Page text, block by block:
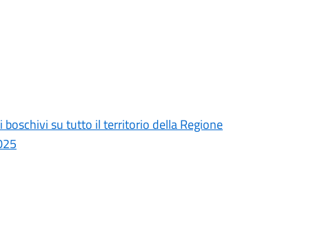
boschivi su tutto il territorio della Regione